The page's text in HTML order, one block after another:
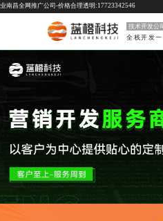
南昌全网推广公司-价格合理透明:17723342546
技术开发公